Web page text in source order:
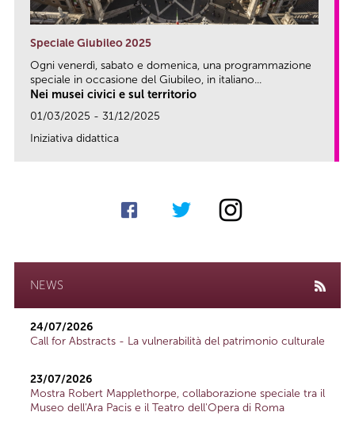
Speciale Giubileo 2025
Ogni venerdì, sabato e domenica, una programmazione
speciale in occasione del Giubileo, in italiano...
Nei musei civici e sul territorio
01/03/2025 - 31/12/2025
Iniziativa didattica
NEWS
24/07/2026
Call for Abstracts - La vulnerabilità del patrimonio culturale
23/07/2026
Mostra Robert Mapplethorpe, collaborazione speciale tra il
Museo dell'Ara Pacis e il Teatro dell'Opera di Roma